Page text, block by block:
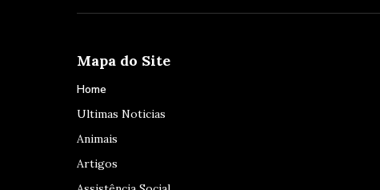
Mapa do Site
Home
Ultimas Noticias
Animais
Artigos